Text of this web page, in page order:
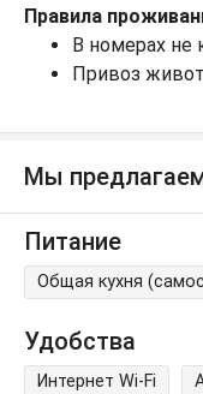
Правила
В номерах не
Привоз
Мы
Питание
Общая кухня
Удобства
Интернет Wi-Fi